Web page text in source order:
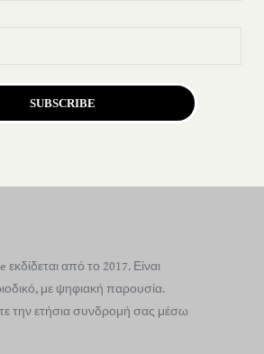
SUBSCRIBE
από το 2017. Είναι
με ψηφιακή παρουσία.
την ετήσια συνδρομή σας μέσω